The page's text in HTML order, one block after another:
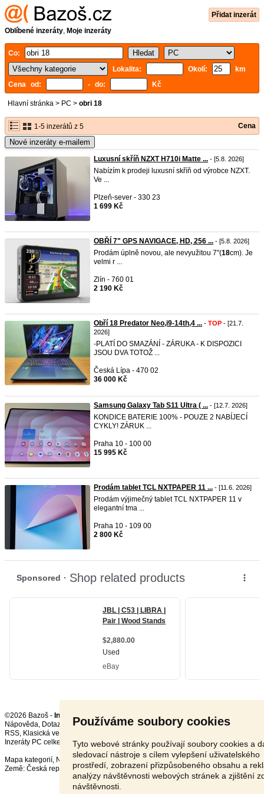
Používáme soubory cookies
Tyto webové stránky používají soubory cookies a
sledovací nástroje s cílem vylepšení uživatelského
prostředí, zobrazení přizpůsobeného obsahu a
analýzy návštěvnosti webových stránek a zjištění
návštěvnosti.
Přidat inzerát
Oblíbené inzeráty, Moje inzeráty
Co:
Lokalita:
Okolí:
km
Cena od:
- do: Kč
Hlavní stránka > PC > obri 18
1-5 inzerátů z 5 Cena
Nové inzeráty e-mailem
Luxusní skříň NZXT H710i Matte ... - [5.8. 2026]
Nabízím k prodeji luxusní skříň od výrobce NZXT.
Ve ...
Plzeň-sever - 330 23
1 699 Kč
OBŘÍ 7" GPS NAVIGACE, HD, 256 ... - [5.8. 2026]
Prodám úplně novou, ale nevyužitou 7"(18cm). Je
velmi r ...
Zlín - 760 01
2 190 Kč
Obří 18 Predator Neo,i9-14th,4 ... - TOP - [21.7.
2026]
-PLATÍ DO SMAZÁNÍ - ZÁRUKA - K DISPOZICI
JSOU DVA TOTOŽ ...
Česká Lípa - 470 02
36 000 Kč
Samsung Galaxy Tab S11 Ultra ( ... - [12.7. 2026]
KONDICE BATERIE 100% - POUZE 2 NABÍJECÍ
CYKLY! ZÁRUK ...
Praha 10 - 100 00
15 995 Kč
Prodám tablet TCL NXTPAPER 11 ... - [11.6. 2026]
Prodám výjimečný tablet TCL NXTPAPER 11 v
elegantní tma ...
Praha 10 - 109 00
2 800 Kč
©2026 Bazoš - Inzerce, Bazar
Nápověda, Dotazy Hodnocení,Kontakt, Reklama,Podmínky,Ochrana údajů
RSS,
Inzeráty PC celkem:
43977 , za 24 hodin:1717
Mapa kategorií, Nejvyhledávanější výrazy
Země: Česká republika,Slovensko,Polsko,Rakousko